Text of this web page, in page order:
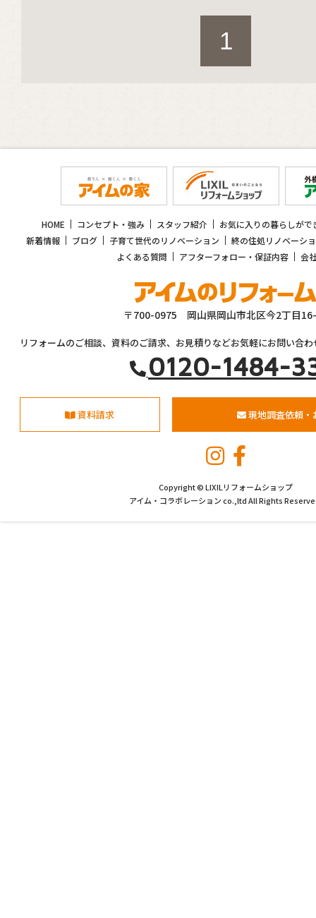
1
HOME コンセプト・強み スタッフ紹介
お気に入りの暮らしがで
新着情報
ブログ 子育て世代のリノベーション
終の住処リノベーシ
よくある質問
アフターフォロー・保証内容 会
〒700-0975 岡山県岡山市北区今2丁目
リフォームのご相談、資料のご請求、お見積りなどお気軽にお問い合
0120-1484-
資料請求 現地調査依頼・
Copyright © LIXILリフォームショップ
アイム・コラボレーション co.,ltd All Rights